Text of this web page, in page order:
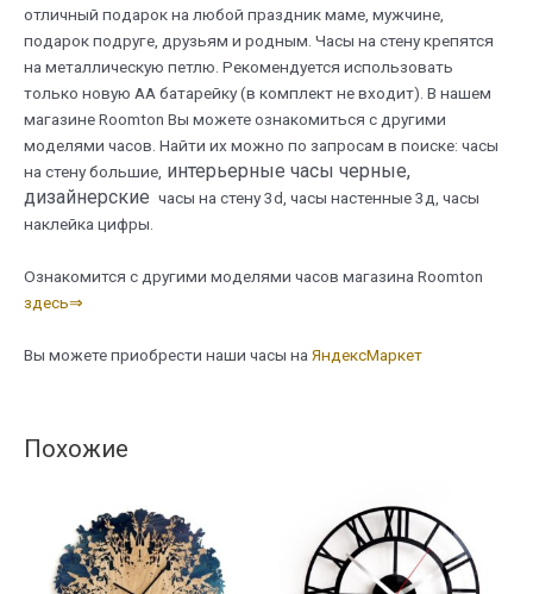
отличный подарок на любой праздник маме, мужчине,
подарок подруге, друзьям и родным. Часы на стену крепятся
на металлическую петлю. Рекомендуется использовать
только новую АА батарейку (в комплект не входит). В нашем
магазине Roomton Вы можете ознакомиться с другими
моделями часов. Найти их можно по запросам в поиске: часы
на стену большие, интерьерные часы черные,
дизайнерские часы на стену 3d, часы настенные 3д, часы
наклейка цифры.
Ознакомится с другими моделями часов магазина Roomton
здесь⇒
Вы можете приобрести наши часы наЯндексМаркет
Похожие